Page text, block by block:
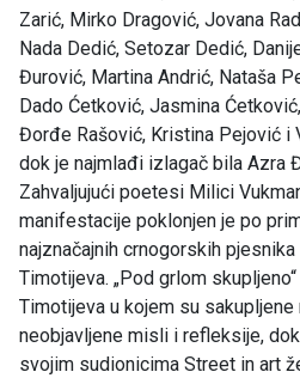
Zarić, Mirko Dragović, Jovana
Nada Dedić, Setozar Dedić,
Đurović, Martina Andrić, Nataša
Dado Ćetković, Jasmina
Đorđe Rašović, Kristina Pejović i
dok je najmlađi izlagač bila Azra
Zahvaljujući poetesi Milici
manifestacije poklonjen je po
najznačajnih crnogorskih
Timotijeva. „Pod grlom
Timotijeva u kojem su
neobjavljene misli i refleksije,
svojim sudionicima Street in art